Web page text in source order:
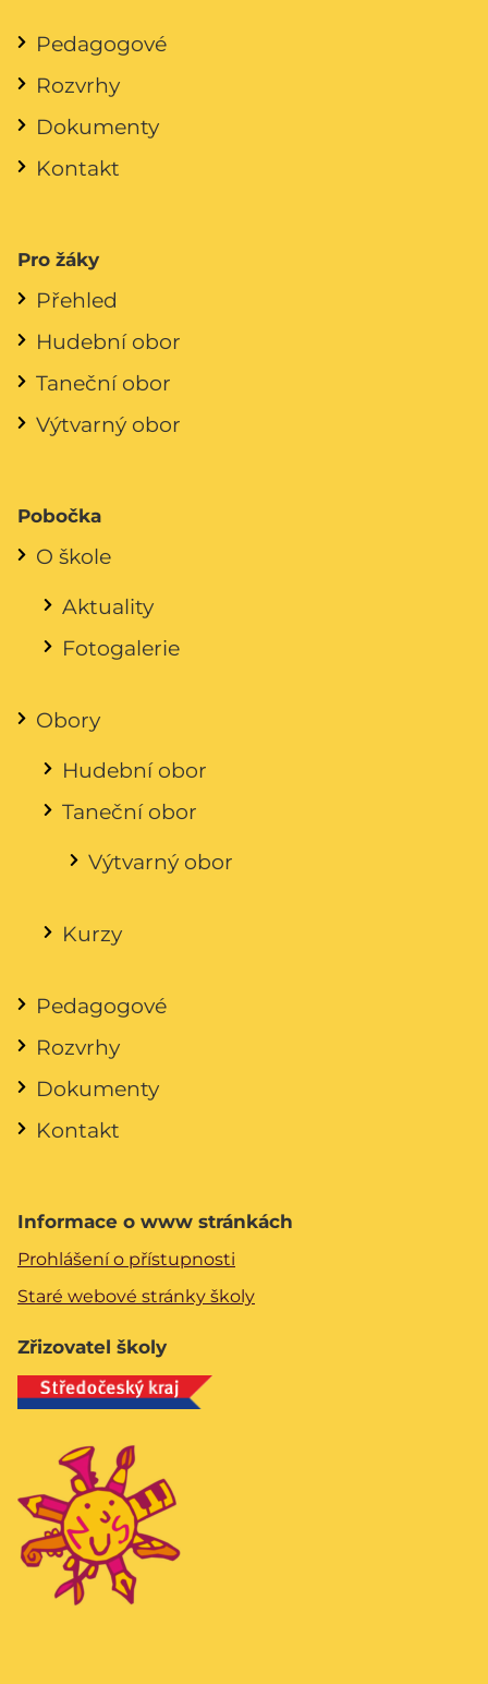
Pedagogové
Rozvrhy
Dokumenty
Kontakt
Pro žáky
Přehled
Hudební obor
Taneční obor
Výtvarný obor
Pobočka
O škole
Aktuality
Fotogalerie
Obory
Hudební obor
Taneční obor
Výtvarný obor
Kurzy
Pedagogové
Rozvrhy
Dokumenty
Kontakt
Informace o www stránkách
Prohlášení o přístupnosti
Staré webové stránky školy
Zřizovatel školy